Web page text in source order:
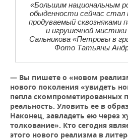
«Большим национальным
обыденности сейчас стал
продуваемый сквозняками
и игрушечной
Сальникова «Петровы в
Фото Татьяны
— Вы пишете о «новом
нового поколения «увидеть
пепла скомпрометированных
реальность. Уловить ее в
Наконец, завладеть ею через
толкование». Кто сегодня
этого нового реализма в